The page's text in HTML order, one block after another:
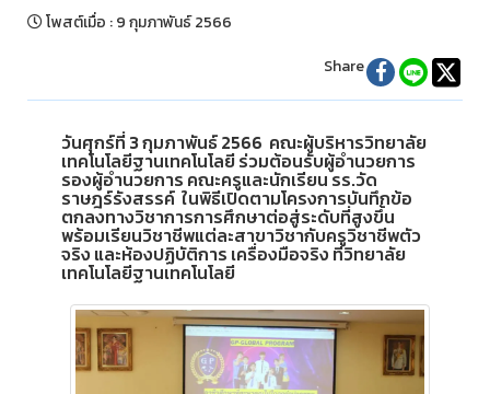
โพสต์เมื่อ :9 กุมภาพันธ์ 2566
Share
วันศุกร์ที่ 3 กุมภาพันธ์ 2566 คณะผู้บริหารวิทยาลัย
เทคโนโลยีฐานเทคโนโลยี ร่วมต้อนรับผู้อำนวยการ
รองผู้อำนวยการ คณะครูและนักเรียน รร.วัด
ราษฎร์รังสรรค์ ในพิธีเปิดตามโครงการบันทึกข้อ
ตกลงทางวิชาการการศึกษาต่อสู่ระดับที่สูงขึ้น
พร้อมเรียนวิชาชีพแต่ละสาขาวิชากับครูวิชาชีพตัว
จริง และห้องปฏิบัติการ เครื่องมือจริง ที่วิทยาลัย
เทคโนโลยีฐานเทคโนโลยี